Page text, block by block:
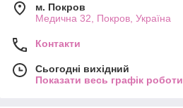
м. Покров
Медична 32, Покров, Україна
Контакти
Сьогодні вихідний
Показати весь графік роботи